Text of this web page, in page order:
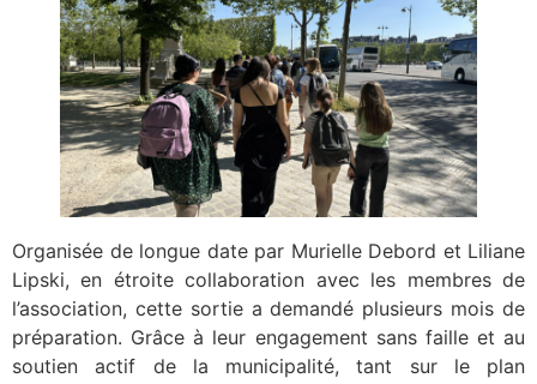
Organisée de longue date par Murielle Debord et Liliane
Lipski, en étroite collaboration avec les membres de
l’association, cette sortie a demandé plusieurs mois de
préparation. Grâce à leur engagement sans faille et au
soutien actif de la municipalité, tant sur le plan